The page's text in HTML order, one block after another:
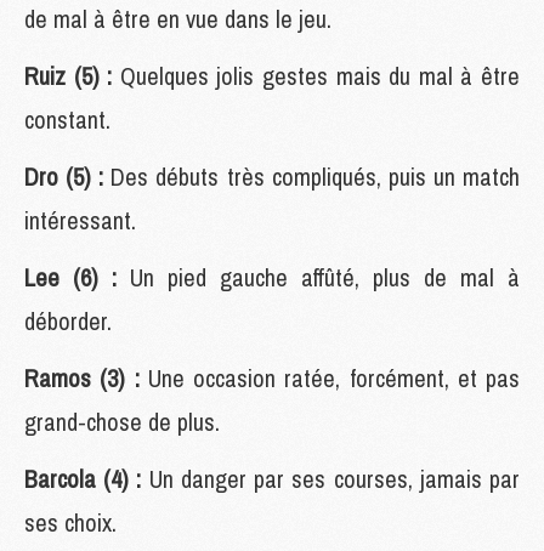
de mal à être en vue dans le jeu.
Ruiz (5) : Quelques jolis gestes mais du mal à être
constant.
Dro (5) : Des débuts très compliqués, puis un match
intéressant.
Lee (6) : Un pied gauche affûté, plus de mal à
déborder.
Ramos (3) : Une occasion ratée, forcément, et pas
grand-chose de plus.
Barcola (4) : Un danger par ses courses, jamais par
ses choix.